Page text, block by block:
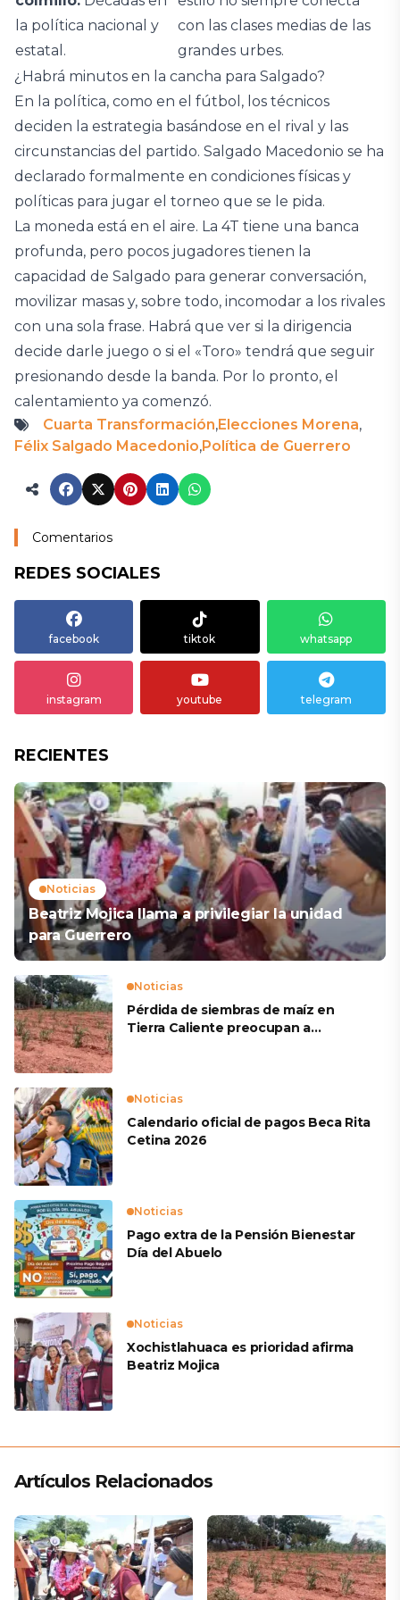
la política nacional y
estatal.
con las clases medias de las
grandes urbes.
¿Habrá minutos en la cancha para Salgado?
En la política, como en el fútbol, los técnicos
deciden la estrategia basándose en el rival y las
circunstancias del partido. Salgado Macedonio se ha
declarado formalmente en condiciones físicas y
políticas para jugar el torneo que se le pida.
La moneda está en el aire. La 4T tiene una banca
profunda, pero pocos jugadores tienen la
capacidad de Salgado para generar conversación,
movilizar masas y, sobre todo, incomodar a los rivales
con una sola frase. Habrá que ver si la dirigencia
decide darle juego o si el «Toro» tendrá que seguir
presionando desde la banda. Por lo pronto, el
calentamiento ya comenzó.
Cuarta Transformación,Elecciones Morena,
Félix Salgado Macedonio,Política de Guerrero
Comentarios
REDES SOCIALES
facebook tiktok whatsapp
instagram youtube telegram
RECIENTES
Noticias
Beatriz Mojica llama a privilegiar la unidad
para Guerrero
Noticias
Pérdida de siembras de maíz en
Tierra Caliente preocupan a
Noticias
Calendario oficial de pagos Beca Rita
Cetina 2026
Noticias
Pago extra de la Pensión Bienestar
Día del Abuelo
Noticias
Xochistlahuaca es prioridad afirma
Beatriz Mojica
Artículos Relacionados